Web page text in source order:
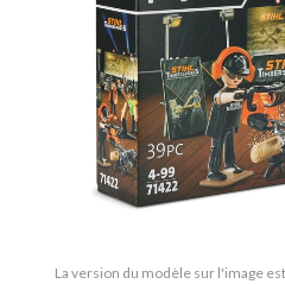
La version du modèle sur l'image